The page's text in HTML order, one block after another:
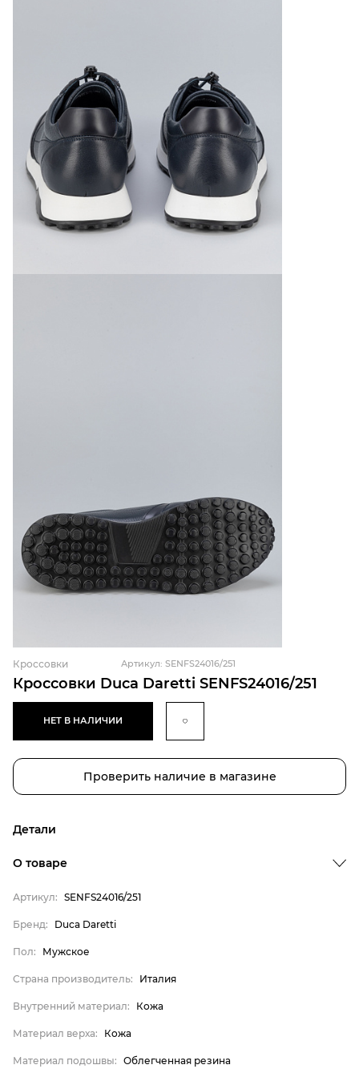
Кроссовки Duca Daretti SENFS24016/251
Кроссовки Артикул: SENFS24016/251
НЕТ В НАЛИЧИИ
Проверить наличие в магазине
Детали
Страна производитель
Внутренний материал
Материал верха
Материал подошвы
Материал стельки
Мужское
Италия
О товаре
Артикул: SENFS24016/251
Бренд: Duca Daretti
Пол: Мужское
Страна производитель: Италия
Внутренний материал: Кожа
Материал верха: Кожа
Материал подошвы: Облегченная резина